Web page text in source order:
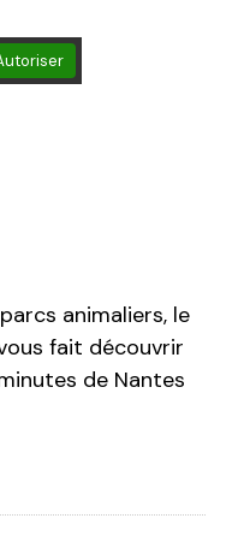
animaliers, le
fait découvrir
de Nantes